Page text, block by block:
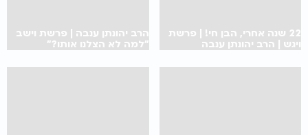
22 שנה אחרי, הבן חי! | פרשת
ויגש | הרב יהונתן ענבה
הרב יהונתן ענבה | פרשת וישב
"למה לא הצלנו אותו?"